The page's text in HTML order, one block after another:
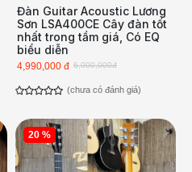
Đàn Guitar Acoustic Lương
Sơn LSA400CE Cây đàn tốt
nhất trong tầm giá, Có EQ
biểu diễn
6,000,000đ
4,990,000 đ
(chưa có đánh giá)
20 %